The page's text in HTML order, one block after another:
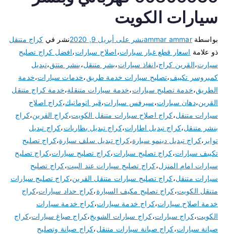
سيارات الكويت
بواسطةammar ammarنشر على أبريل 9, 2020 نشر في كراج متنقل
ذو علامة اسعار قطع غيار سيارات،اصلاح سيارات،افضل كراج تصليح
سيارت،القرين كراج،انفاذ سيارات،بشر متنقل،بنشر متتق،تبديل
كمبروسر تكييف،تصليح سيارات خدمة طريق،خدمات سيارات،خدمة
الطريق،خدمة تصليح سيارات،خدمة سيارات متنقلة،خدمة كراج متنقل
القرين،دهان سيارات،سيرفس سيارات،قير اتوماتيك،كراج اصلاح
سيارات متنقل،كراج اصلاح سيارات متنقل الكويت،كراج القرين،كراج
بنشر متنقل،كراج تبديل اطارات،كراج تبديل بطاريات،كراج تبديل
تواير ،كراج تبديل دينمو سيارة،كراج تبديل سلف سيارة،كراج تصليح
تكييف سيارات،كراج تصليح سبارات،كراج تصليح سيارات،كراج تصليح
سيارات امام المنزل،كراج تصليح سيارات عند البيت،كراج تصليح
سيارات متنقل،كراج تصليح سيارات متنقل القرين،كراج تصليح سيارات
متنقل الكويت،كراج تصليح مكيف السيارة،كراج حداد سيارات،كراج
خدمة اصلاح سيارات،كراج خدمة سيارات،كراج خدمة سيارات
الكويت،كراج سيارات،كراج سيارات الشويخ،كراج صباغ سيارات،كراج
صيانة سيارات،كراج صيانة سيارات متنقل،كراج صيانة وتصليح